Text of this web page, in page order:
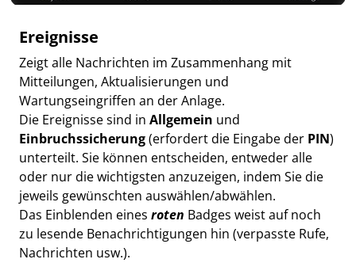
Ereignisse
Zeigt alle Nachrichten im Zusammenhang mit
Mitteilungen, Aktualisierungen und
Wartungseingriffen an der Anlage.
Die Ereignisse sind in Allgemein und
Einbruchssicherung(erfordert die Eingabe der PIN)
unterteilt. Sie können entscheiden, entweder alle
oder nur die wichtigsten anzuzeigen, indem Sie die
jeweils gewünschten auswählen/abwählen.
Das Einblenden eines roten Badges weist auf noch
zu lesende Benachrichtigungen hin (verpasste Rufe,
Nachrichten usw.).